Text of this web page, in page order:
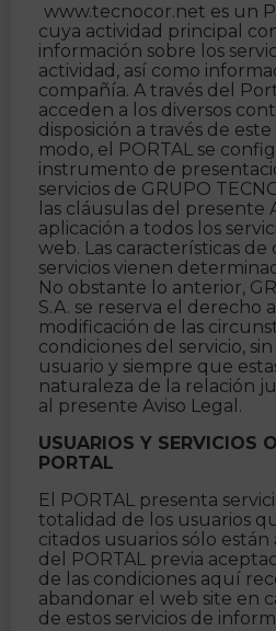
www.tecnocor.net es un
cuya actividad principal
información sobre los
actividad, así como
compañía. A través del
acceden a los diversos
disposición a través de
modo, el PORTAL se
instrumento de
servicios de GRUPO
las cláusulas del presente
aplicación a todos los
web. Las características de
servicios vienen
No obstante lo anterior,
S.A. se reserva el derecho
modificación de las
condiciones del servicio, sin
usuario y siempre que
naturaleza de la relación
al presente Aviso Legal.
USUARIOS Y SERVICIOS
PORTAL
El PORTAL presenta
totalidad de los usuarios
citados usuarios sólo
del PORTAL previa
de las condiciones aquí
abandonar el web site en
de estos servicios de